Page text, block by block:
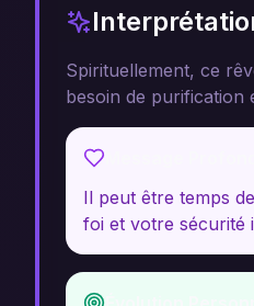
Spirituellement, ce
besoin de purification
Il peut être temps
foi et votre sécurité